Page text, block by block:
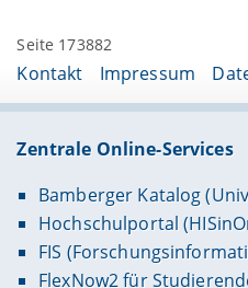
Seite 173882
Kontakt Impressum
Zentrale Online-Services
Bamberger Katalog
Hochschulportal
FIS
FlexNow2 für